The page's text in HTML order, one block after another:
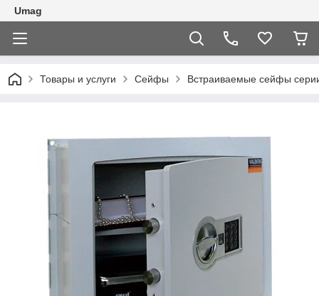
Umag
Товары и услуги Сейфы Встраиваемые сейфы